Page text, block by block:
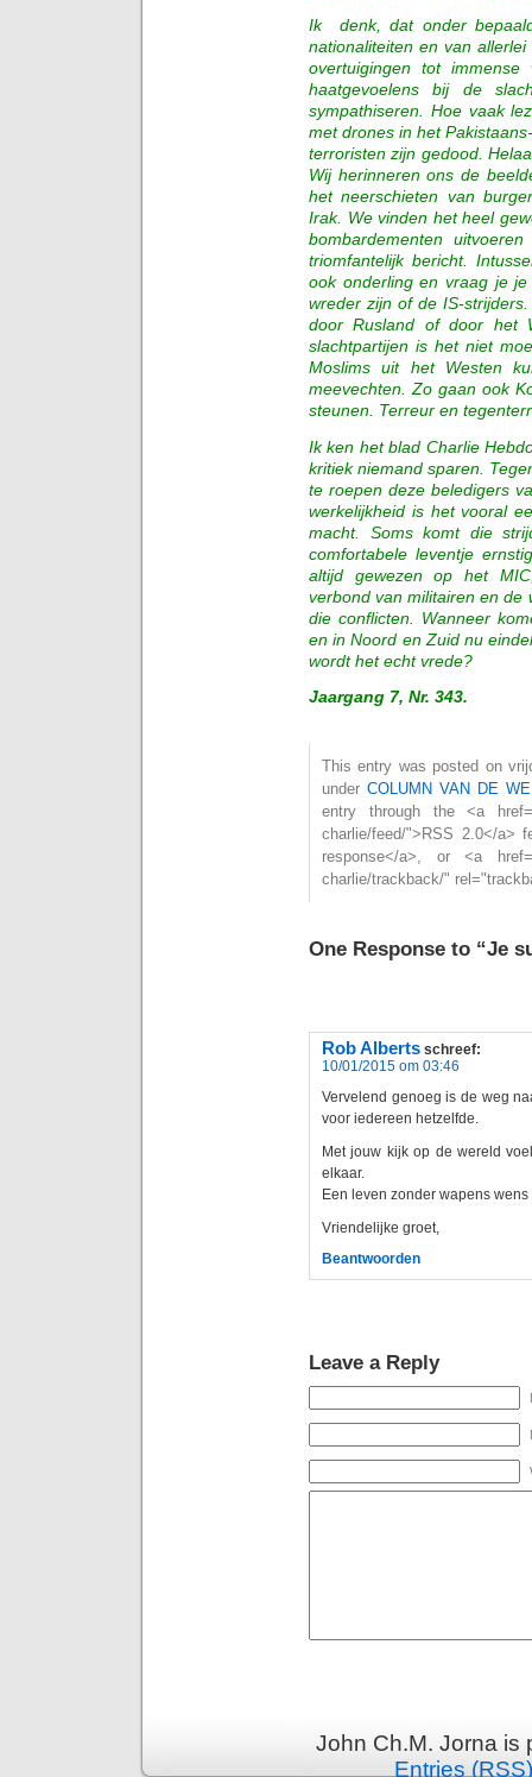
Ik denk, dat onder
nationaliteiten en van
overtuigingen tot
haatgevoelens bij de
sympathiseren. Hoe vaak
met drones in het
terroristen zijn gedood.
Wij herinneren ons de
het neerschieten van
Irak. We vinden het heel
bombardementen
triomfantelijk bericht.
ook onderling en vraag je
wreder zijn of de IS-
door Rusland of door het
slachtpartijen is het niet
Moslims uit het Westen
meevechten. Zo gaan ook
steunen. Terreur en
Ik ken het blad Charlie
kritiek niemand sparen.
te roepen deze beledigers
werkelijkheid is het vooral
macht. Soms komt die
comfortabele leventje
altijd gewezen op het
verbond van militairen en de
die conflicten. Wanneer
en in Noord en Zuid nu
wordt het echt vrede?
Jaargang 7, Nr. 343.
This entry was posted on
under COLUMN VAN DE
entry through the <a
charlie/feed/">RSS 2.0</a>
response</a>, or <a
charlie/trackback/"
One Response to “Je
Rob Alberts schreef:
10/01/2015 om 03:46
Vervelend genoeg is de weg
voor iedereen hetzelfde.
Met jouw kijk op de wereld
elkaar.
Een leven zonder wapens
Vriendelijke groet,
Beantwoorden
Leave a Reply
John Ch.M. Jorna
Entries (RSS)